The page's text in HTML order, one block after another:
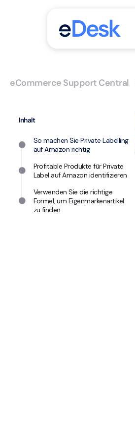
eCommerce Support Central
Inhalt
So machen Sie Private Labelling
auf Amazon richtig
Profitable Produkte für Private
Label auf Amazon identifizieren
Verwenden Sie die richtige
Formel, um Eigenmarkenartikel
zu finden